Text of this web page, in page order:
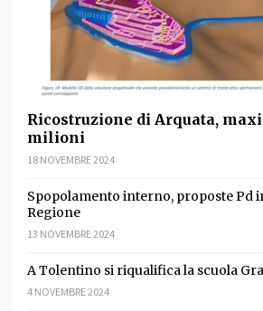
Ricostruzione di Arquata, maxi
milioni
18 NOVEMBRE 2024
Spopolamento interno, proposte Pd
Regione
13 NOVEMBRE 2024
A Tolentino si riqualifica la scuola
4 NOVEMBRE 2024